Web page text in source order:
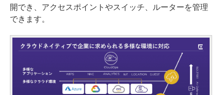
開でき、アクセスポイントやスイッチ、ルーターを管理
できます。